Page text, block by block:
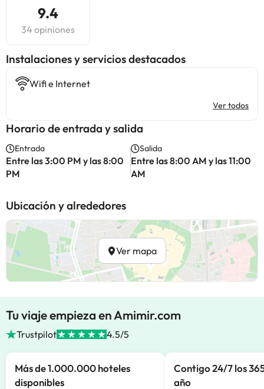
9.4
34 opiniones
Instalaciones y servicios destacados
Wifi e Internet
Ver todos
Horario de entrada y salida
Entrada
Entre las 3:00 PM y las 8:00
PM
Salida
Entre las 8:00 AM y las 11:00
AM
Ubicación y alrededores
Ver mapa
Tu viaje empieza en Amimir.com
Trustpilot 4.5/5
Más de 1.000.000 hoteles
disponibles
Contigo 24/7 los
año